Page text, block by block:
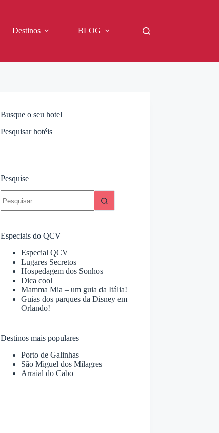
Destinos BLOG
Busque o seu hotel
Pesquisar hotéis
Pesquise
resultados
Especiais do QCV
Especial QCV
Lugares Secretos
Hospedagem dos Sonhos
Dica cool
Mamma Mia – um guia da Itália!
Guias dos parques da Disney em
Orlando!
Destinos mais populares
Porto de Galinhas
São Miguel dos Milagres
Arraial do Cabo